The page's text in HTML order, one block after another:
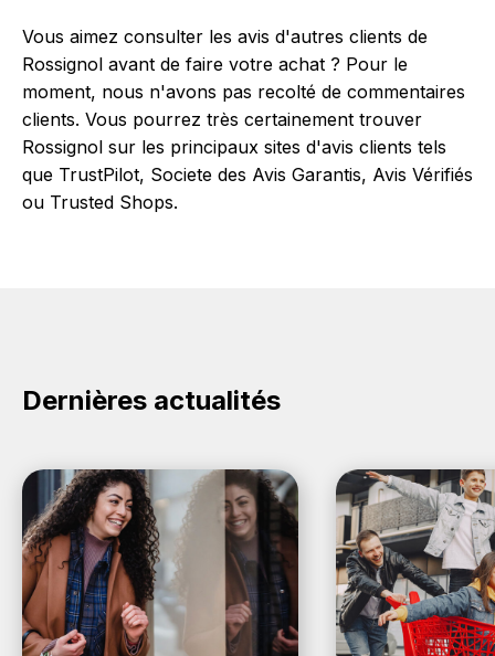
Vous aimez consulter les avis d'autres clients de
Rossignol avant de faire votre achat ? Pour le
moment, nous n'avons pas recolté de commentaires
clients. Vous pourrez très certainement trouver
Rossignol sur les principaux sites d'avis clients tels
que TrustPilot, Societe des Avis Garantis, Avis Vérifiés
ou Trusted Shops.
Dernières actualités